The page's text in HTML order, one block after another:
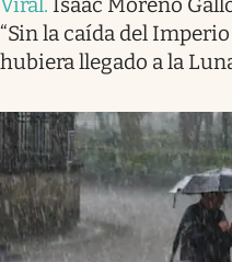
“Sin la caída del
hubiera llegado a la